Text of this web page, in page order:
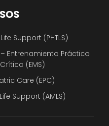
Support (PHTLS)
Entrenamiento Práctico
(EMS)
Care (EPC)
Support (AMLS)